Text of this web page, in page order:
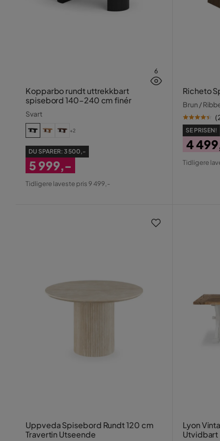
6
Kopparbo rundt uttrekkbart
spisebord 140–240 cm finér
Svart
+2
DU SPARER: 3 500,-
Nedsatt
5 999,-
Tidligere laveste pris 9 499,-
Richeto
Brun /
(
SE PRISEN!
Pris
4
Tidligere
Uppveda Spisebord Rundt 120 cm
Travertin Utseende
Lyon
Utvidbart